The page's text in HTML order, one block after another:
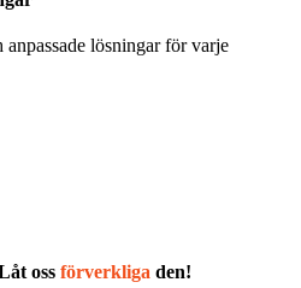
lösningar för varje
oss förverkliga den!